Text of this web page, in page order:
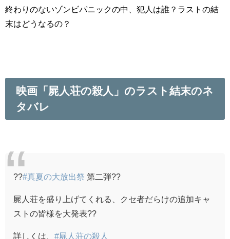
終わりのないゾンビパニックの中、犯人は誰？ラストの結
末はどうなるの？
映画「屍人荘の殺人」のラスト結末のネ
タバレ
??#真夏の大放出祭 第二弾??
屍人荘を盛り上げてくれる、クセ者だらけの追加キャ
ストの皆様を大発表??
詳しくは、 #屍人荘の殺人